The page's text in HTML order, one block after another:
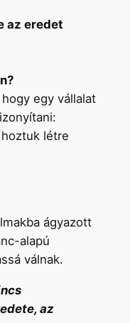
az eredet
egy vállalat
létre
ágyazott
alapú
válnak.
az